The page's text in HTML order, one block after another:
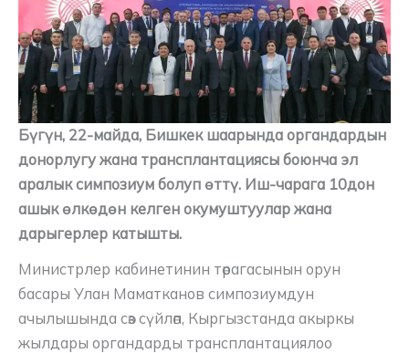
Бүгүн, 22-майда, Бишкек шаарында органдардын
донорлугу жана трансплантациясы боюнча эл
аралык симпозиум болуп өттү. Иш-чарага 10дон
ашык өлкөдөн келген окумуштуулар жана
дарыгерлер катышты.
Министрлер кабинетинин төрагасынын орун
басары Улан Маматканов симпозиумдун
ачылышында сөз сүйлөп, Кыргызстанда акыркы
жылдары органдарды трансплантациялоо